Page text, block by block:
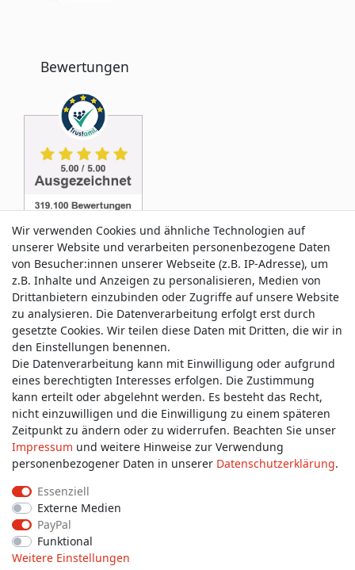
Bewertungen
Service & Kontakt
Wünschen Sie einen Rückruf?
service@allmyclothes.de
Schreiben Sie uns:
service@allmyclothes.de
Impressum
Widerrufs­recht
Wir verwenden Cookies und ähnliche Technologien auf
unserer Website und verarbeiten personenbezogene Daten
von Besucher:innen unserer Webseite (z.B. IP-Adresse), um
z.B. Inhalte und Anzeigen zu personalisieren, Medien von
Drittanbietern einzubinden oder Zugriffe auf unsere Website
zu analysieren. Die Datenverarbeitung erfolgt erst durch
gesetzte Cookies. Wir teilen diese Daten mit Dritten, die wir in
den Einstellungen benennen.
Die Datenverarbeitung kann mit Einwilligung oder aufgrund
eines berechtigten Interesses erfolgen. Die Zustimmung
kann erteilt oder abgelehnt werden. Es besteht das Recht,
nicht einzuwilligen und die Einwilligung zu einem späteren
Zeitpunkt zu ändern oder zu widerrufen. Beachten Sie unser
Impressum und weitere Hinweise zur Verwendung
personenbezogener Daten in unserer Daten­schutz­erklärung.
Essenziell
Externe Medien
PayPal
Funktional
Weitere Einstellungen